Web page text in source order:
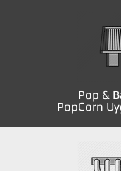
Pop &
PopCorn